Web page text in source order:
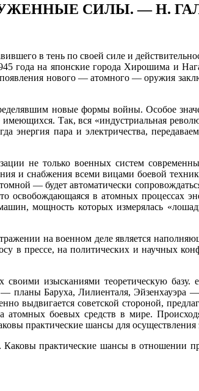
СИЛЫ. — H.
в тень по своей силе и
года на японские города Хирошима и
нового — атомного — оружия
новые формы войны. Особое
Так, вся «индустриальная
энергия пара и электричества,
не только военных систем
и снабжения всеми ви­цами боевой
— будет автоматически
в атомных процессах
мощность которых измерялась
на военном деле является
в прессе, на по­литических и научных
изысканиями теоретическую базу.
планы Баруха, Лилиенталя, Эйзенхауэра
выдвигается советской стороной,
атомных боевых средств в мире.
прак­тические шансы для осуществления
практические шансы в отношении